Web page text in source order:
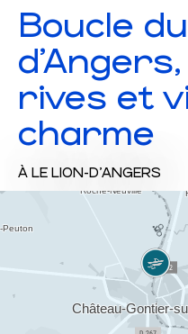
Boucle
rives et
charme
À LE LION-D'ANGERS